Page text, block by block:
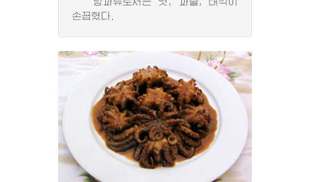
손꼽혔다.